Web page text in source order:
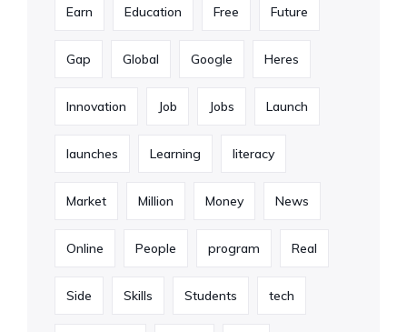
Earn Education Free Future
Gap Global Google Heres
Innovation Job Jobs Launch
launches Learning literacy
Market Million Money News
Online People program Real
Side Skills Students tech